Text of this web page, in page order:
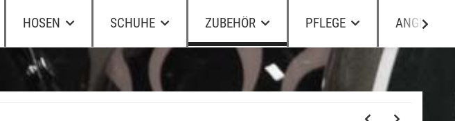
HOSEN SCHUHE ZUBEHÖR PFLEGE ANGEBOTE